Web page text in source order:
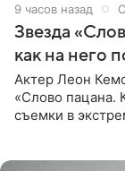
9 часов назад
Звезда
как на него
Актер Леон
«Слово пацана.
съемки в